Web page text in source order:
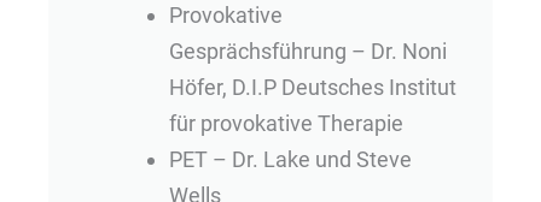
Provokative
Gesprächsführung – Dr. Noni
Höfer, D.I.P Deutsches Institut
für provokative Therapie
PET – Dr. Lake und Steve
Wells